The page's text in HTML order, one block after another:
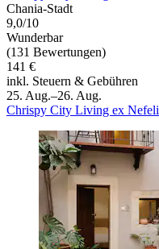
Chania-Stadt
9,0/10
Wunderbar
(131 Bewertungen)
141 €
inkl. Steuern & Gebühren
25. Aug.–26. Aug.
Chrispy City Living ex Nefeli